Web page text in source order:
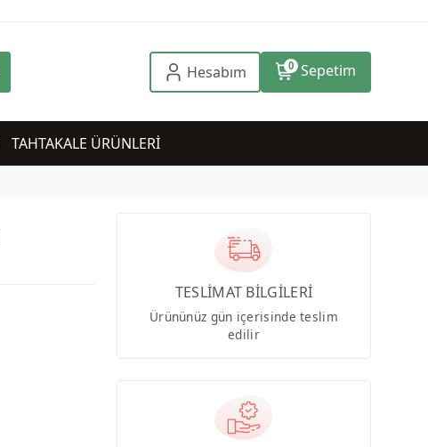
Hesabım 0 Sepetim
TAHTAKALE ÜRÜNLERİ
TESLİMAT BİLGİLERİ
Ürününüz gün içerisinde teslim
edilir